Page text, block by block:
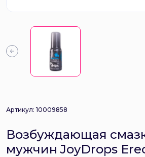
Артикул: 10009858
Возбуждающая
мужчин JoyDrops